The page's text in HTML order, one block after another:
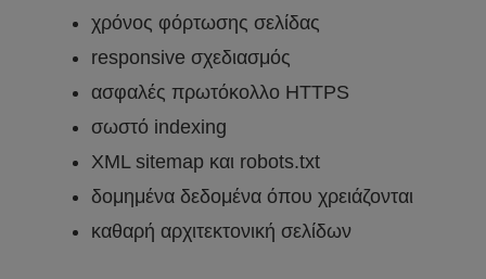
χρόνος φόρτωσης σελίδας
responsive σχεδιασμός
ασφαλές πρωτόκολλο HTTPS
σωστό indexing
XML sitemap και robots.txt
δομημένα δεδομένα όπου χρειάζονται
καθαρή αρχιτεκτονική σελίδων